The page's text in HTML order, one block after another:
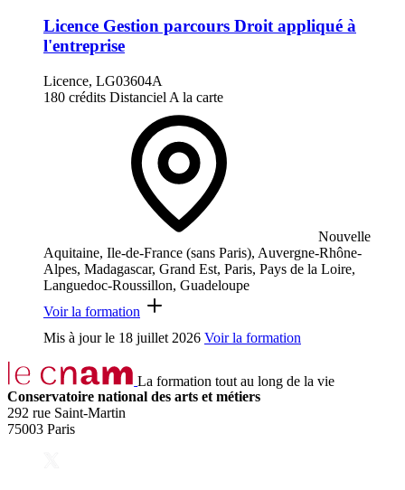
Licence Gestion parcours Droit appliqué à
l'entreprise
Licence, LG03604A
180 crédits Distanciel A la carte
Nouvelle
Aquitaine, Ile-de-France (sans Paris), Auvergne-Rhône-
Alpes, Madagascar, Grand Est, Paris, Pays de la Loire,
Languedoc-Roussillon, Guadeloupe
Voir la formation
Mis à jour le 18 juillet 2026 Voir la formation
La formation tout au long de la vie
Conservatoire national des arts et métiers
292 rue Saint-Martin
75003 Paris